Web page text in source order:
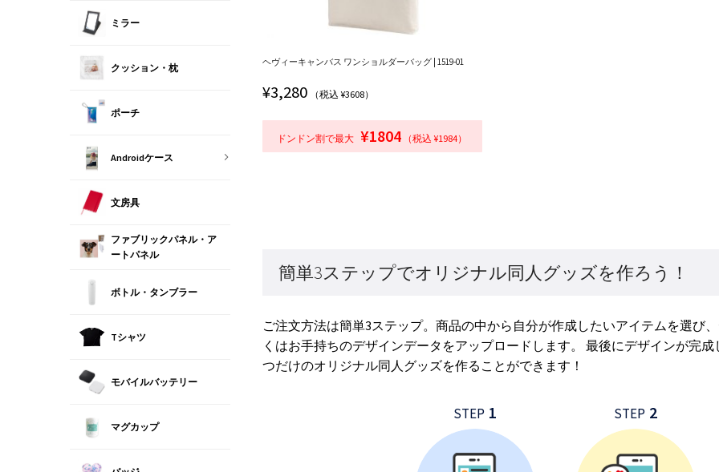
ヘヴィーキャンバス ワンショルダーバッグ | 1519-01
¥3,280 （税込 ¥3608）
ドンドン割で最大 ¥1804 （税込 ¥1984）
簡単3ステップでオリジナル同人グッズを作ろう！
ご注文方法は簡単3ステップ。商品の中から自分が作成したいアイテムを選び
くはお手持ちのデザインデータをアップロードします。 最後にデザインが完
つだけのオリジナル同人グッズを作ることができます！
STEP 1 STEP 2
ミラー
クッション・枕
ポーチ
Androidケース
文房具
ファブリックパネル・ア
ートパネル
ボトル・タンブラー
Tシャツ
モバイルバッテリー
マグカップ